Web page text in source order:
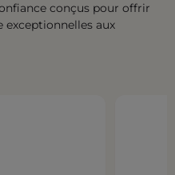
conçus pour offrir
exceptionnelles aux